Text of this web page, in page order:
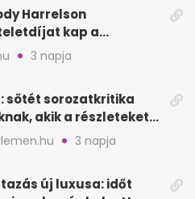
Harrelson
kap a
Filmfesztiválon
3 napja
sötét sorozatkritika
akik a részleteket
3 napja
új luxusa: időt